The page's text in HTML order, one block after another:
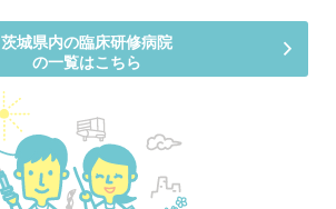
茨城県内の臨床研修病院
の一覧はこちら